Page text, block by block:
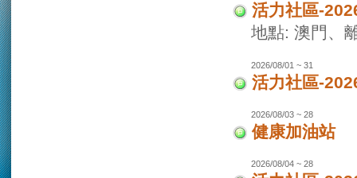
活力社區-
地點: 澳門、
2026/08/01 ~ 31
活力社區-
2026/08/03 ~ 28
健康加油站
2026/08/04 ~ 28